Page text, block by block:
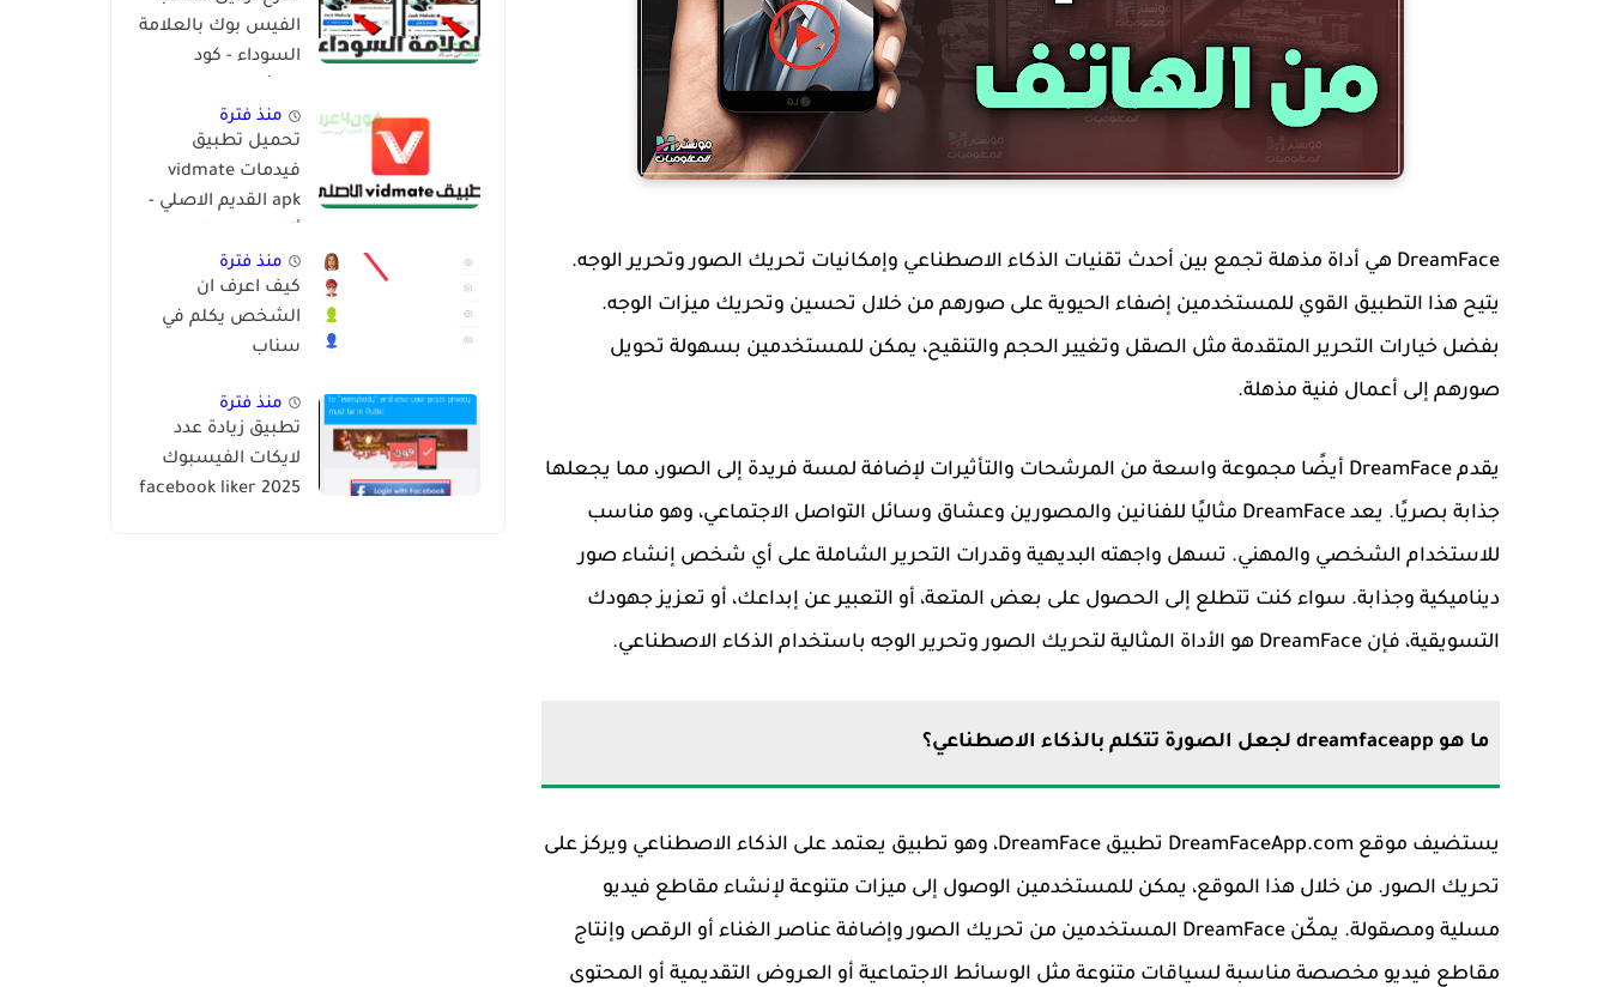
DreamFace هي أداة مذهلة تجمع بين أحدث تقنيات الذكاء الاصطناعي وإمكانيات تحريك الصور وتحرير الوجه.
يتيح هذا التطبيق القوي للمستخدمين إضفاء الحيوية على صورهم من خلال تحسين وتحريك ميزات الوجه.
بفضل خيارات التحرير المتقدمة مثل الصقل وتغيير الحجم والتنقيح، يمكن للمستخدمين بسهولة تحويل
صورهم إلى أعمال فنية مذهلة.
يقدم DreamFace أيضًا مجموعة واسعة من المرشحات والتأثيرات لإضافة لمسة فريدة إلى الصور، مما يجعلها
جذابة بصريًا. يعد DreamFace مثاليًا للفنانين والمصورين وعشاق وسائل التواصل الاجتماعي، وهو مناسب
للاستخدام الشخصي والمهني. تسهل واجهته البديهية وقدرات التحرير الشاملة على أي شخص إنشاء صور
ديناميكية وجذابة. سواء كنت تتطلع إلى الحصول على بعض المتعة، أو التعبير عن إبداعك، أو تعزيز جهودك
التسويقية، فإن DreamFace هو الأداة المثالية لتحريك الصور وتحرير الوجه باستخدام الذكاء الاصطناعي.
ما هو dreamfaceapp لجعل الصورة تتكلم بالذكاء الاصطناعي؟
يستضيف موقع DreamFaceApp.com تطبيق DreamFace، وهو تطبيق يعتمد على الذكاء الاصطناعي ويركز على
تحريك الصور. من خلال هذا الموقع، يمكن للمستخدمين الوصول إلى ميزات متنوعة لإنشاء مقاطع فيديو
مسلية ومصقولة. يمكّن DreamFace المستخدمين من تحريك الصور وإضافة عناصر الغناء أو الرقص وإنتاج
مقاطع فيديو مخصصة مناسبة لسياقات متنوعة مثل الوسائط الاجتماعية أو العروض التقديمية أو المحتوى
الفيس بوك بالعلامة
السوداء - كود
2024منذ فترة
تحميل تطبيق
فيدمات vidmate
apk القديم الاصلي -
منذ فترة
كيف اعرف ان
الشخص يكلم في
سناب
منذ فترة
تطبيق زيادة عدد
لايكات الفيسبوك
2025 facebook liker